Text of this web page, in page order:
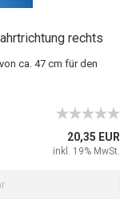
rechts
ca. 47 cm für den
20,35 EUR
inkl. 19% MwSt.